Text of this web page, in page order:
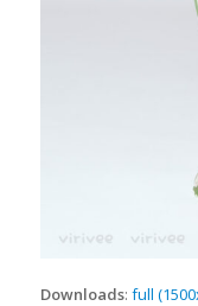
Downloads: full